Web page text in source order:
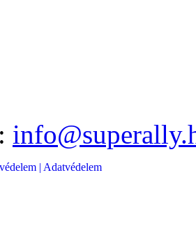
| Adatvédelem